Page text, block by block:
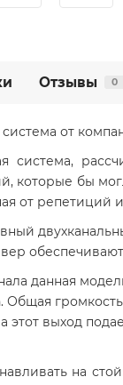
Отзывы 0
система от
система,
бы
от репетиций
обеспечивают
данная
этот выход
на